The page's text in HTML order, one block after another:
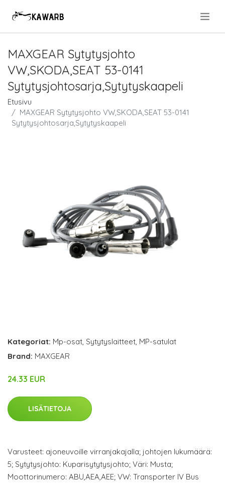
MAXGEAR Sytytysjohto
VW,SKODA,SEAT 53-0141
Sytytysjohtosarja,Sytytyskaapeli
Etusivu
MAXGEAR Sytytysjohto VW,SKODA,SEAT 53-0141
Sytytysjohtosarja,Sytytyskaapeli
Kategoriat: Mp-osat, Sytytyslaitteet, MP-satulat
Brand: MAXGEAR
24.33 EUR
LISÄTIETOJA
Varusteet: ajoneuvoille virranjakajalla; johtojen lukumäärä:
5; Sytytysjohto: Kuparisytytysjohto; Väri: Musta;
Moottorinumero: ABU,AEA,AEE; VW: Transporter IV Bus